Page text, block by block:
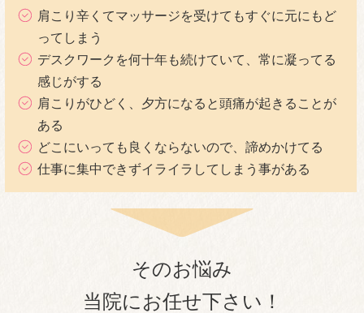
肩こり辛くてマッサージを受けてもすぐに元にもど
ってしまう
デスクワークを何十年も続けていて、常に凝ってる
感じがする
肩こりがひどく、夕方になると頭痛が起きることが
ある
どこにいっても良くならないので、諦めかけてる
仕事に集中できずイライラしてしまう事がある
そのお悩み
当院にお任せ下さい！